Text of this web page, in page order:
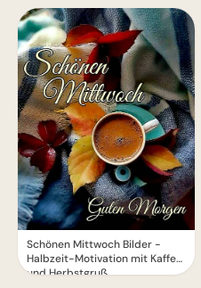
Schönen Mittwoch Bilder -
Halbzeit-Motivation mit Kaffee
und Herbstgruß